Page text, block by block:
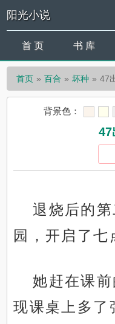
阳光小说
首 页 书 库
首页 百合 坏种 47
背景色：
47
退烧后的
园，开启了七
她赶在课
现课桌上多了